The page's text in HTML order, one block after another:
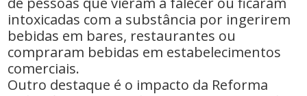
intoxicadas com a substância por ingerirem
bebidas em bares, restaurantes ou
compraram bebidas em estabelecimentos
comerciais.
Outro destaque é o impacto da Reforma